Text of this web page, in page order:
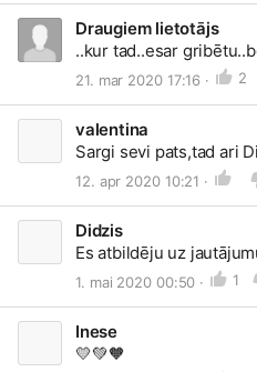
Draugiem lietotājs
..kur tad..esar
21. mar 2020 17:16 · 2
valentina
Sargi sevi pats,tad ari
12. apr 2020 10:21 ·
Didzis
Es atbildēju
1. mai 2020 00:50 · 1
Inese
💛💚🧡